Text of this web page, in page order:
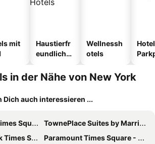
mit
Haustierfr
eundliche
Wellnessh
otels
in der Nähe von New York
Dich auch interessieren ...
Square
TownePlace Suites by Marriott New York Long Island City/Manhattan View
Hotel
Paramount Times Square - A Generator Hotel